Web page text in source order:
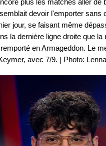
devoir l'emporter sans
jour, se faisant même
la dernière ligne droite que
en Armageddon. Le
avec 7/9. | Photo: